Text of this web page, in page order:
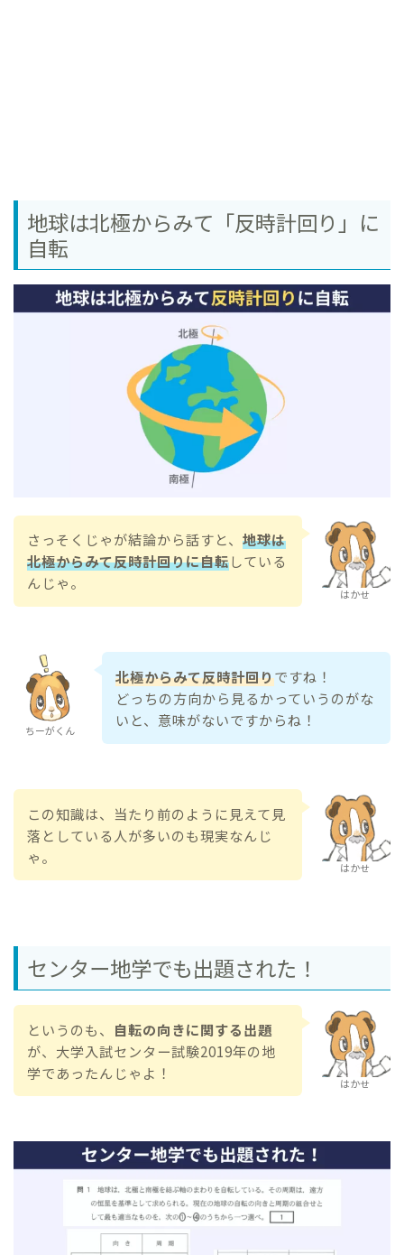
地球は北極からみて「反時計回り」に
自転
はかせ
さっそくじゃが結論から話すと、 地球は
北極からみて反時計回りに自転している
んじゃ。
ちーがくん
北極からみて反時計回りですね！
どっちの方向から見るかっていうのがな
いと、意味がないですからね！
はかせ
この知識は、当たり前のように見えて見
落としている人が多いのも現実なんじ
ゃ。
センター地学でも出題された！
はかせ
というのも、
自転の向きに関する出題
が、大学入試センター試験2019年の地
学であったんじゃよ！